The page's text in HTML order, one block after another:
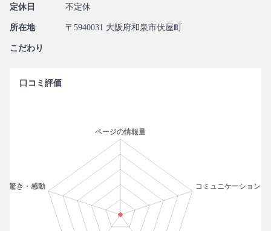
定休日 不定休
所在地 〒5940031 大阪府和泉市伏屋町
こだわり
口コミ評価